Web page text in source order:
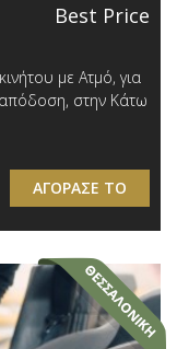
Best Price
με Ατμό, για
στην Κάτω
ΑΓΟΡΑΣΕ ΤΟ